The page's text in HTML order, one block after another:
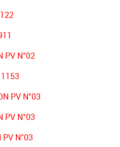
PV N°02
PV N°03
PV N°03
N°03